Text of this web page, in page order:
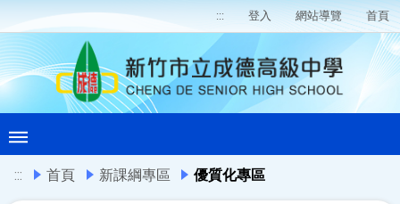
::: 登入 網站導覽 首頁
::: 首頁 新課綱專區 優質化專區